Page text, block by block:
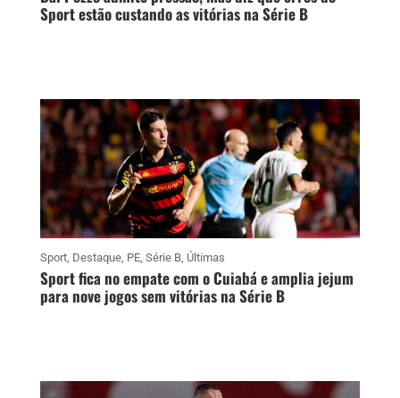
Sport estão custando as vitórias na Série B
Sport, Destaque, PE, Série B, Últimas
Sport fica no empate com o Cuiabá e amplia jejum
para nove jogos sem vitórias na Série B